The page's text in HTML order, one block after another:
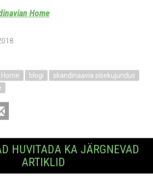
Home
blogi
skandinaavia sisekujundus
HUVITADA KA JÄRGNEVAD
ARTIKLID